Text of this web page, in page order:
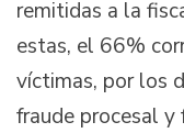
remitidas a la
estas, el 66%
víctimas, por los
fraude procesal